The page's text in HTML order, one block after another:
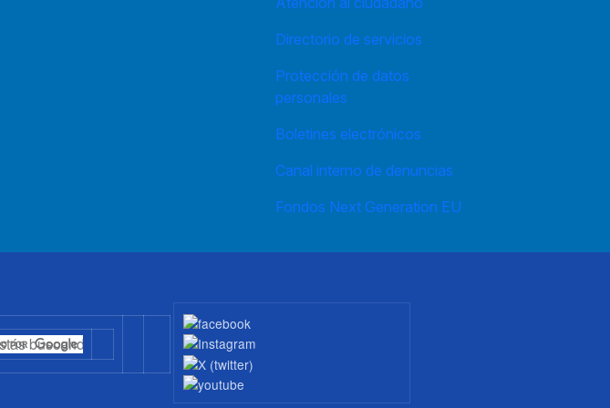
Directorio de servicios
Protección de datos
personales
Boletines electrónicos
Canal interno de denuncias
Fondos Next Generation EU